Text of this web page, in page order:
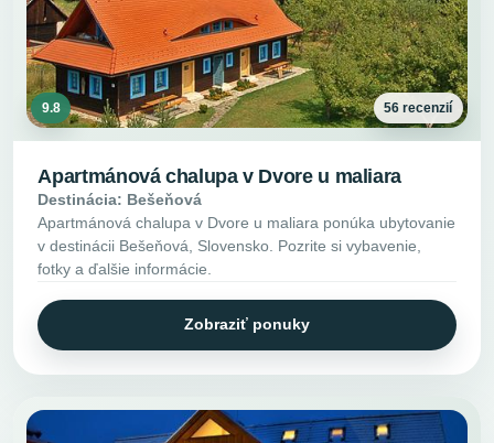
9.8 56 recenzií
Apartmánová chalupa v Dvore u maliara
Destinácia: Bešeňová
Apartmánová chalupa v Dvore u maliara ponúka ubytovanie
v destinácii Bešeňová, Slovensko. Pozrite si vybavenie,
fotky a ďalšie informácie.
Zobraziť ponuky